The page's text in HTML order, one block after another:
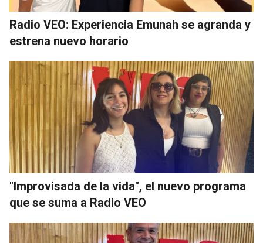
Radio VEO: Experiencia Emunah se agranda y
estrena nuevo horario
"Improvisada de la vida", el nuevo programa
que se suma a Radio VEO